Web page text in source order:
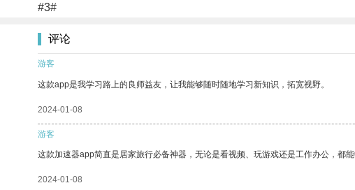
#3#
评论
游客
这款app是我学习路上的良师益友，让我能够随时随地学习新知识，拓宽视野。
2024-01-08
游客
这款加速器app简直是居家旅行必备神器，无论是看视频、玩游戏还是工作办公，都
2024-01-08